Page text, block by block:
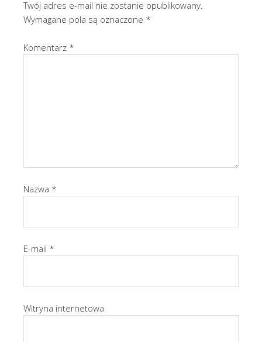
Twój adres e-mail nie zostanie opublikowany.
Wymagane pola są oznaczone *
Komentarz *
Nazwa *
E-mail *
Witryna internetowa